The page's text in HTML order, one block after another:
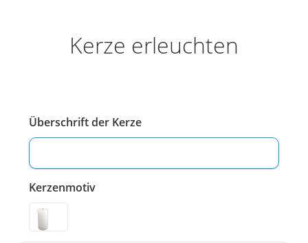
Kerze erleuchten
Überschrift der Kerze
Kerzenmotiv